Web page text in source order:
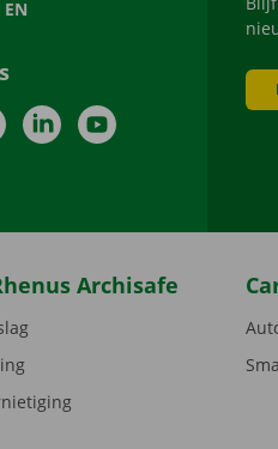
EN
InstagramLinkedInYouTube
Archisafe